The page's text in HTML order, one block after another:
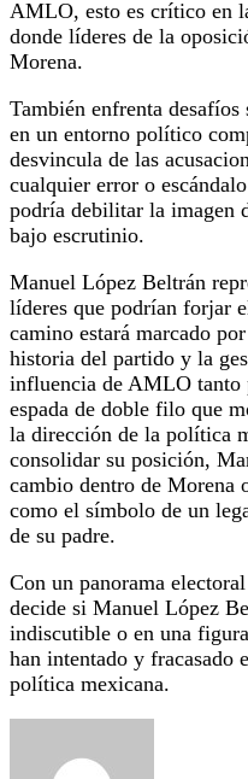
AMLO, esto es crítico en
donde líderes de la
Morena.
También enfrenta
en un entorno político
desvincula de las
cualquier error o
podría debilitar la imagen
bajo escrutinio.
​Manuel López Beltrán
líderes que podrían forjar
camino estará marcado
historia del partido y la
influencia de AMLO tanto
espada de doble filo que
la dirección de la política
consolidar su posición,
cambio dentro de Morena
como el símbolo de un
de su padre.
Con un panorama
decide si Manuel López
indiscutible o en una
han intentado y fracasado
política mexicana.